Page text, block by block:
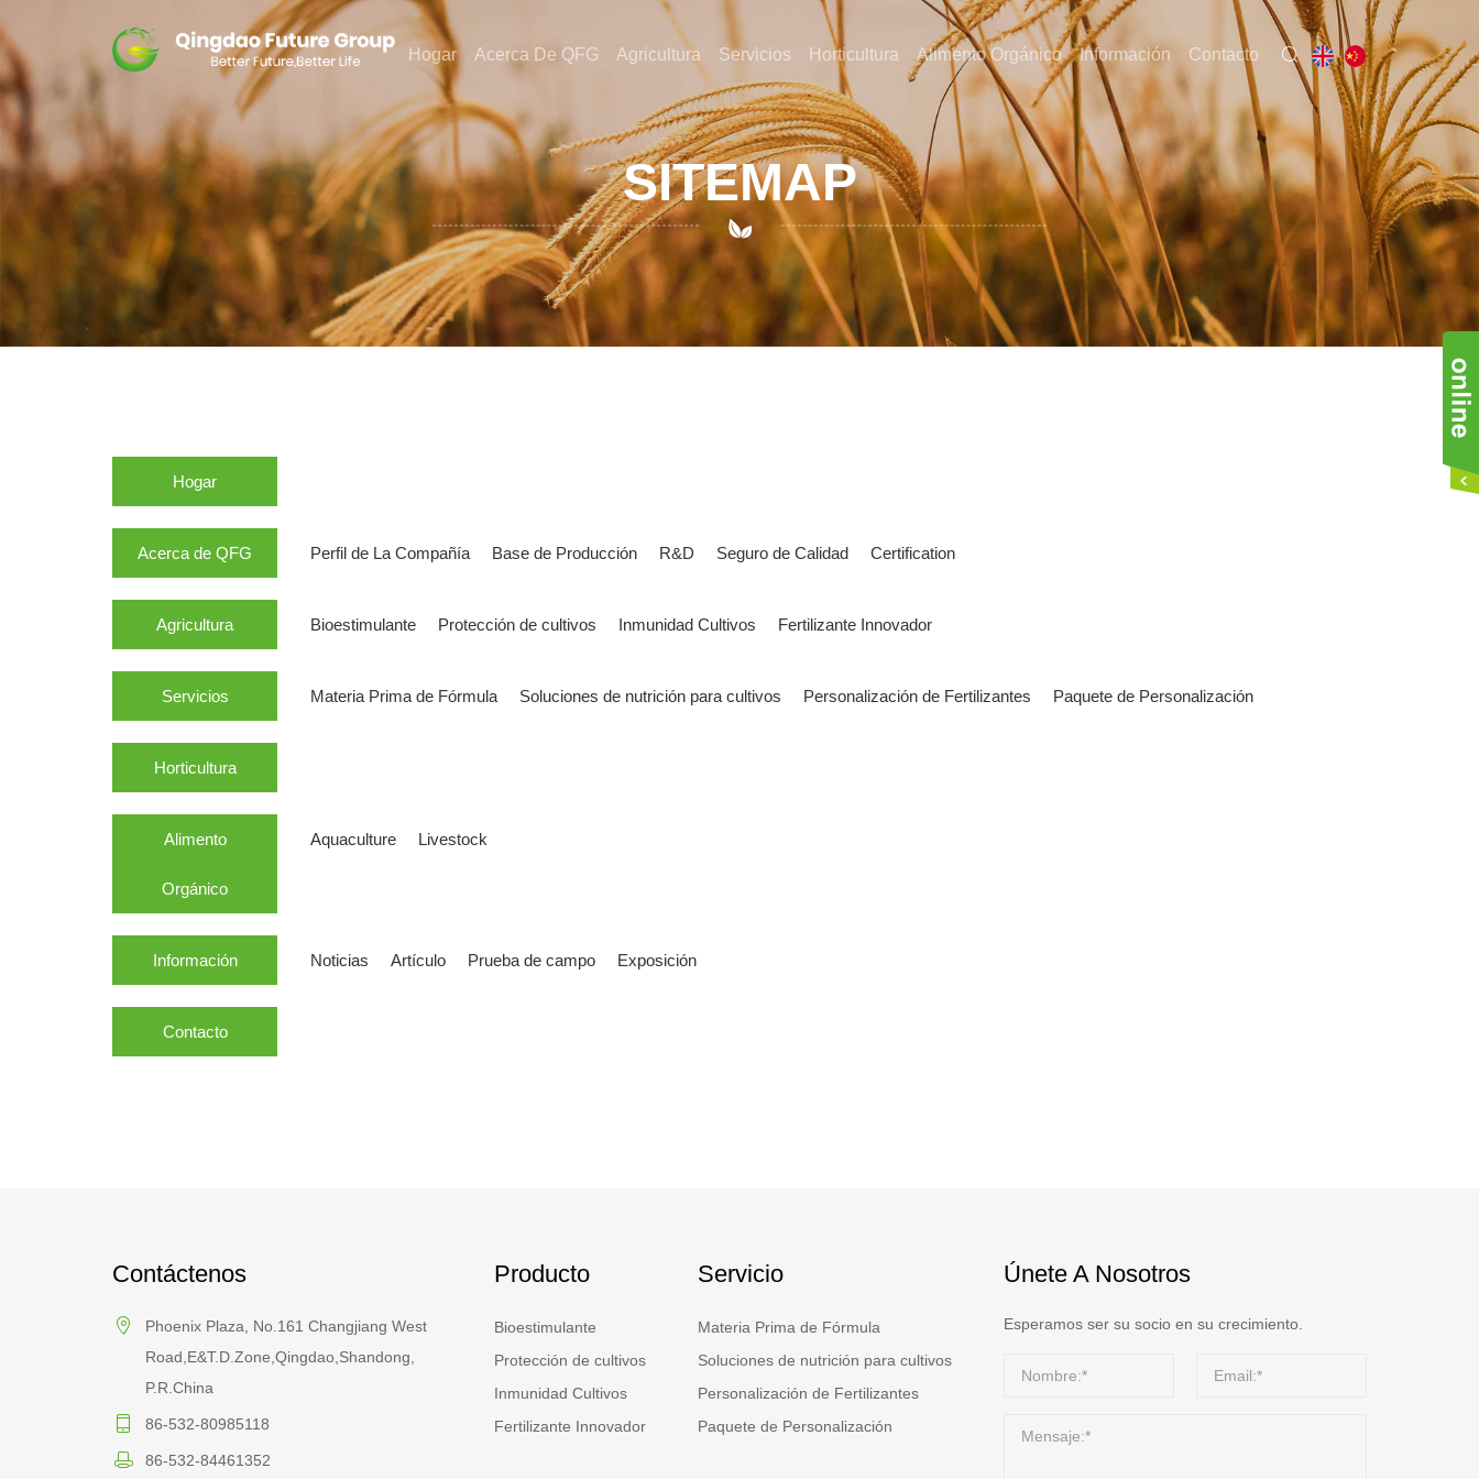
Hogar Acerca De QFG Agricultura Servicios Horticultura Alimento Orgánico Información Contacto
SITEMAP

Hogar
Acerca de QFG Perfil de La Compañía Base de Producción R&D Seguro de Calidad Certification
Agricultura Bioestimulante Protección de cultivos Inmunidad Cultivos Fertilizante Innovador
Servicios Materia Prima de Fórmula Soluciones de nutrición para cultivos Personalización de Fertilizantes Paquete de Personalización
Horticultura
Alimento
Orgánico
Aquaculture Livestock
Información Noticias Artículo Prueba de campo Exposición
Contacto
Contáctenos
Phoenix Plaza, No.161 Changjiang West
Road,E&T.D.Zone,Qingdao,Shandong,
P.R.China
86-532-80985118
86-532-84461352
Producto
Bioestimulante
Protección de cultivos
Inmunidad Cultivos
Fertilizante Innovador
Servicio
Materia Prima de Fórmula
Soluciones de nutrición para cultivos
Personalización de Fertilizantes
Paquete de Personalización
Únete A Nosotros
Esperamos ser su socio en su crecimiento.